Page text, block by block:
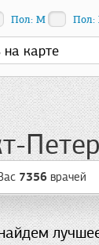
Пол: М
карте
7356 врачей